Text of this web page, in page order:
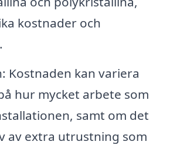
kostnader och
Kostnaden kan variera
hur mycket arbete som
samt om det
av extra utrustning som